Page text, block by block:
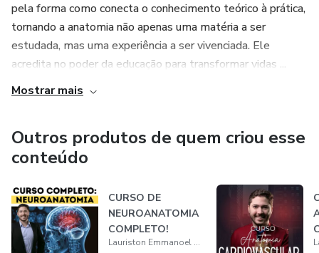
rigorosamente as normas da ABNT e os padrões
metodológicos exigidos pela comunidade acadêmica.
pela forma como conecta o conhecimento teórico à prática,
tornando a anatomia não apenas uma matéria a ser
estudada, mas uma experiência a ser vivenciada. Ele
acredita no poder da educação para transformar vidas ...
Mostrar mais
Outros produtos de quem criou esse
conteúdo
CURSO DE
NEUROANATOMIA
COMPLETO!
Lauriston Emmanoel Barros Soares